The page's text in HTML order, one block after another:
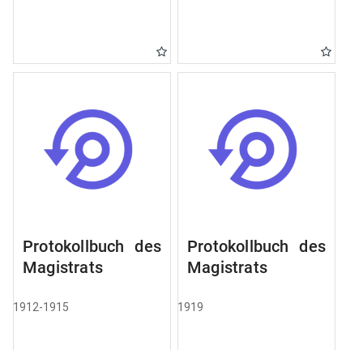
Protokollbuch des
Magistrats
1912-1915
Protokollbuch des
Magistrats
1919